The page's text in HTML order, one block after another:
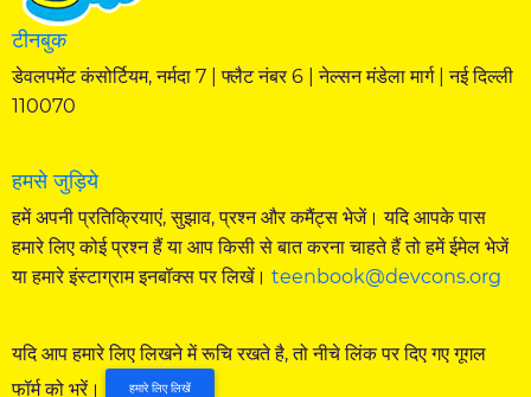
टीनबुक
डेवलपमेंट कंसोर्टियम, नर्मदा 7 | फ्लैट नंबर 6 | नेल्सन मंडेला मार्ग | नई दिल्ली
110070
हमसे जुड़िये
हमें अपनी प्रतिक्रियाएं, सुझाव, प्रश्न और कमैंट्स भेजें। यदि आपके पास
हमारे लिए कोई प्रश्न हैं या आप किसी से बात करना चाहते हैं तो हमें ईमेल भेजें
या हमारे इंस्टाग्राम इनबॉक्स पर लिखें।teenbook@devcons.org
यदि आप हमारे लिए लिखने में रूचि रखते है, तो नीचे लिंक पर दिए गए गूगल
फॉर्म को भरें।
हमारे लिए लिखें